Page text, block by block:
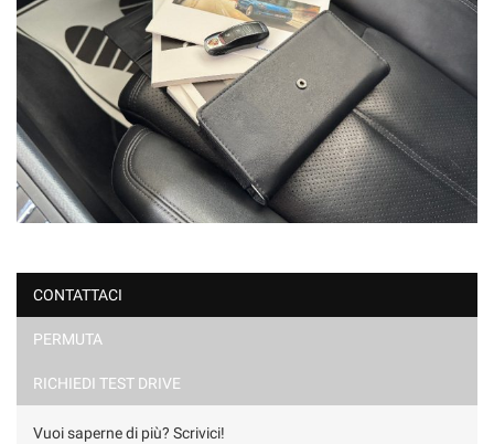
CONTATTACI
PERMUTA
RICHIEDI TEST DRIVE
Vuoi saperne di più? Scrivici!